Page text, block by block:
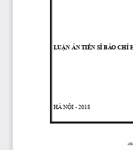
LUẬN ÁN TIẾN SĨ BÁO CHÍ
HÀ NỘI - 2018